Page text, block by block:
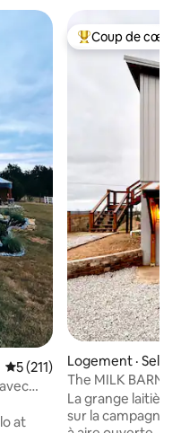
plus aimés
Note moyenne de 5 sur 5,
5 (211)
Coup de cœur
Coup de cœur
Logement ·
The MILK BARN :
Ridge, Ar
La grange
sur la campagne,